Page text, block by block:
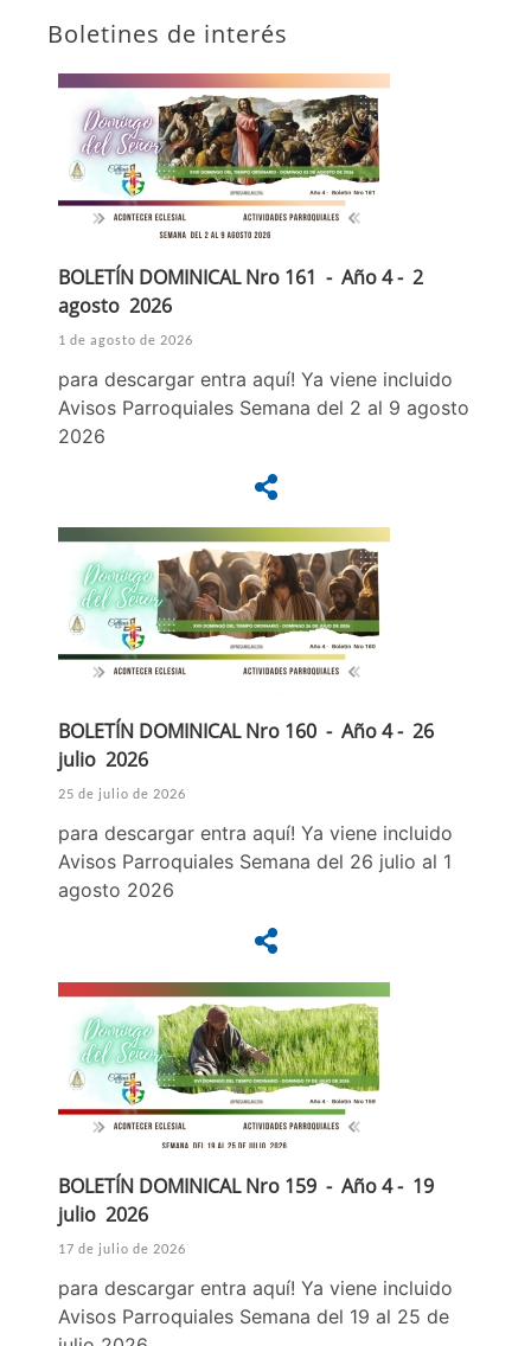
Boletines de interés
BOLETÍN DOMINICAL Nro 161 - Año 4 - 2
agosto 2026
1 de agosto de 2026
para descargar entra aquí! Ya viene incluido
Avisos Parroquiales Semana del 2 al 9 agosto
2026
BOLETÍN DOMINICAL Nro 160 - Año 4 - 26
julio 2026
25 de julio de 2026
para descargar entra aquí! Ya viene incluido
Avisos Parroquiales Semana del 26 julio al 1
agosto 2026
BOLETÍN DOMINICAL Nro 159 - Año 4 - 19
julio 2026
17 de julio de 2026
para descargar entra aquí! Ya viene incluido
Avisos Parroquiales Semana del 19 al 25 de